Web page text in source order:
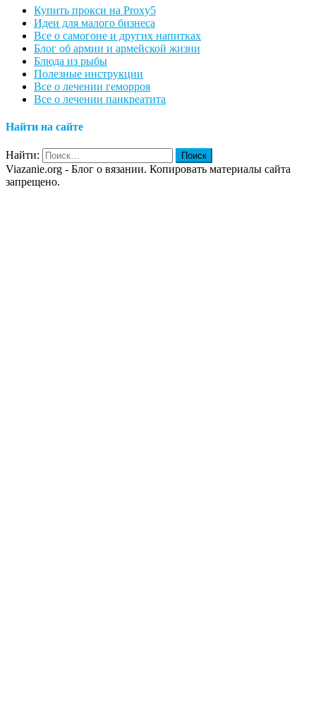
Купить прокси на Proxy5
Идеи для малого бизнеса
Все о самогоне и других напитках
Блог об армии и армейской жизни
Блюда из рыбы
Полезные инструкции
Все о лечении геморроя
Все о лечении панкреатита
Найти на сайте
Найти:
Viazanie.org - Блог о вязании. Копировать материалы сайта
запрещено.